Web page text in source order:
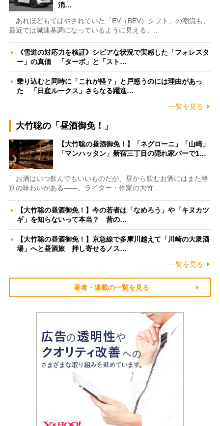
消…
あれほどもてはやされていた「EV（BEV）シフト」の潮流も、
最近では減速基調になっているように見える。…
《雪道の対応力を検証》シビアな状況で実感した「フォレスタ
ー」の真価 「ターボ」と「スト…
乗り込むと同時に「これが軽？」と戸惑うのには理由があっ
た 「日産ルークス」さらなる躍進…
一覧を見る
大竹聡の「昼酒御免！」
【大竹聡の昼酒御免！】「ネグローニ」「山崎」
「マンハッタン」新宿三丁目の隠れ家バーで1…
お酒はいつ飲んでもいいものだが、昼から飲むお酒にはまた格
別の味わいがある――。ライター・作家の大竹…
【大竹聡の昼酒御免！】今の若者は「なめろう」や「キヌカツ
ギ」を知らないって本当？ 昔の…
【大竹聡の昼酒御免！】京急線で多摩川越えて「川崎の大衆酒
場」へと昼酒旅 押し寄せるノス…
一覧を見る
著者・連載の一覧を見る